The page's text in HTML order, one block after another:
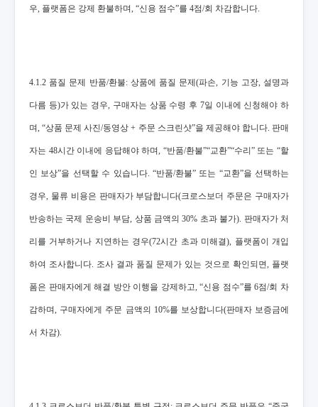
우, 플랫폼은 강제 환불하며, “신용 점수”를 4점/회 차감합니다.
4.1.2 품질 문제 반품/환불: 상품에 품질 문제(파손, 기능 고장, 설명과
다름 등)가 있는 경우, 구매자는 상품 수령 후 7일 이내에 신청해야 하
며, “상품 문제 사진/동영상 + 주문 스크린샷”을 제공해야 합니다. 판매
자는 48시간 이내에 응답해야 하며, “반품/환불”“교환”“수리” 또는 “할
인 보상”을 선택할 수 있습니다. “반품/환불” 또는 “교환”을 선택하는
경우, 물류 비용은 판매자가 부담합니다(크로스보더 주문은 구매자가
반송하는 국제 운송비 부담, 상품 금액의 30% 초과 불가). 판매자가 처
리를 거부하거나 지연하는 경우(72시간 초과 미해결), 플랫폼이 개입
하여 조사합니다. 조사 결과 품질 문제가 있는 것으로 확인되면, 플랫
폼은 판매자에게 해결 방안 이행을 강제하고, “신용 점수”를 6점/회 차
감하며, 구매자에게 주문 금액의 10%를 보상합니다(판매자 보증금에
서 차감).